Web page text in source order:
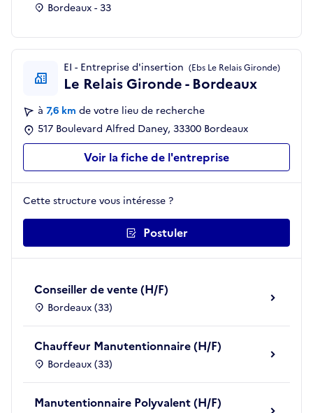
Bordeaux - 33
EI - Entreprise d'insertion (Ebs Le Relais Gironde)
Le Relais Gironde - Bordeaux
à 7,6 km de votre lieu de recherche
517 Boulevard Alfred Daney, 33300 Bordeaux
Voir la fiche de l'entreprise
Cette structure vous intéresse ?
Postuler
Conseiller de vente (H/F)
Bordeaux (33)
Chauffeur Manutentionnaire (H/F)
Bordeaux (33)
Manutentionnaire Polyvalent (H/F)